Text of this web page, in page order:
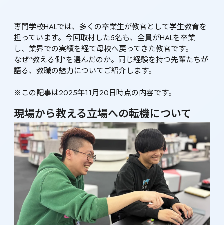
専門学校HALでは、多くの卒業生が教官として学生教育を
担っています。今回取材した5名も、全員がHALを卒業
し、業界での実績を経て母校へ戻ってきた教官です。
なぜ“教える側”を選んだのか。同じ経験を持つ先輩たちが
語る、教職の魅力についてご紹介します。
※この記事は2025年11月20日時点の内容です。
現場から教える立場への転機について